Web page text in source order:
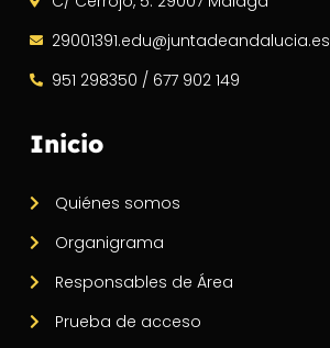
29001391.edu@juntadeandalucia.es
951 298350 / 677 902 149
Inicio
Quiénes somos
Organigrama
Responsables de Área
Prueba de acceso